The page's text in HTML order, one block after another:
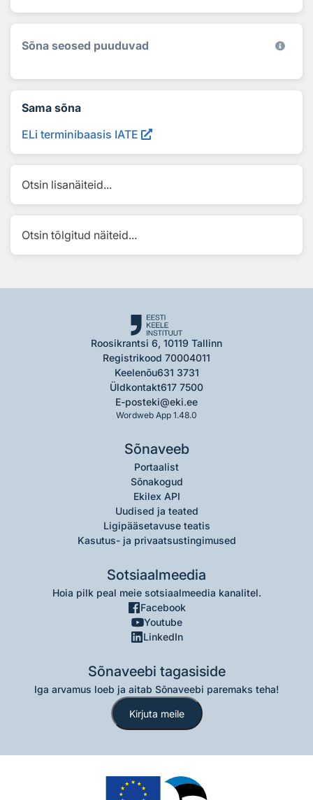
Sõna seosed puuduvad
Sama sõna
ELi terminibaasis IATE
Otsin lisanäiteid...
Otsin tõlgitud näiteid...
Roosikrantsi 6, 10119 Tallinn
Registrikood 70004011
Keelenõu631 3731
Üldkontakt617 7500
E-posteki@eki.ee
Wordweb App 1.48.0
Sõnaveeb
Portaalist
Sõnakogud
Ekilex API
Uudised ja teated
Ligipääsetavuse teatis
Kasutus- ja privaatsustingimused
Sotsiaalmeedia
Hoia pilk peal meie sotsiaalmeedia kanalitel.
Facebook
Youtube
LinkedIn
Sõnaveebi tagasiside
Iga arvamus loeb ja aitab Sõnaveebi paremaks teha!
Kirjuta meile